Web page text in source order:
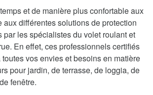
et de manière plus confortable aux
aux différentes solutions de protection
par les spécialistes du volet roulant et
En effet, ces professionnels certifiés
vos envies et besoins en matière
pour jardin, de terrasse, de loggia, de
fenêtre.